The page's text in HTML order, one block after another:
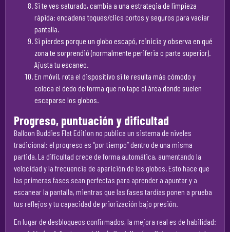
Si te ves saturado, cambia a una estrategia de limpieza
rápida: encadena toques/clics cortos y seguros para vaciar
pantalla.
Si pierdes porque un globo escapó, reinicia y observa en qué
zona te sorprendió (normalmente periferia o parte superior).
Ajusta tu escaneo.
En móvil, rota el dispositivo si te resulta más cómodo y
coloca el dedo de forma que no tape el área donde suelen
escaparse los globos.
Progreso, puntuación y dificultad
Balloon Buddies Flat Edition no publica un sistema de niveles
tradicional: el progreso es “por tiempo” dentro de una misma
partida. La dificultad crece de forma automática, aumentando la
velocidad y la frecuencia de aparición de los globos. Esto hace que
las primeras fases sean perfectas para aprender a apuntar y a
escanear la pantalla, mientras que las fases tardías ponen a prueba
tus reflejos y tu capacidad de priorización bajo presión.
En lugar de desbloqueos confirmados, la mejora real es de habilidad: